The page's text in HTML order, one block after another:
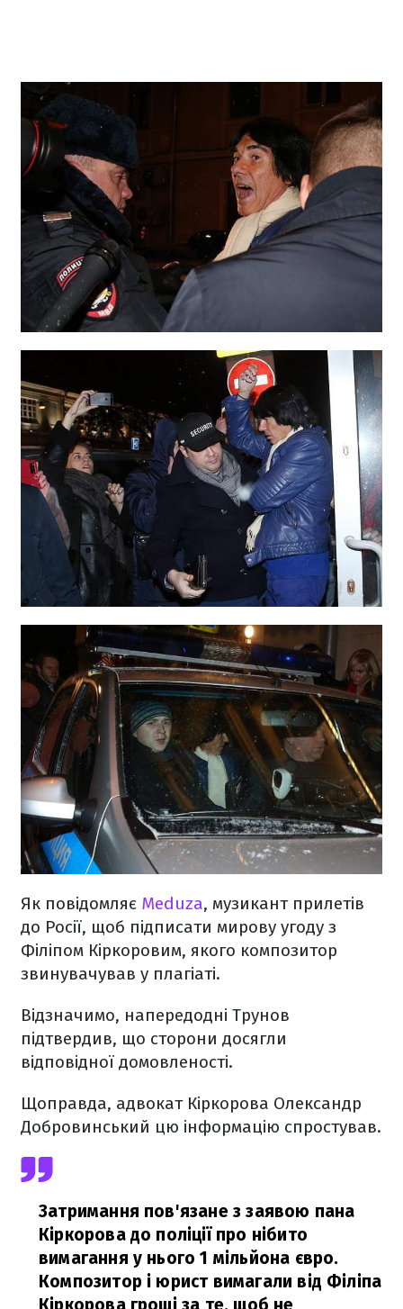
Як повідомляє Meduza, музикант прилетів
до Росії, щоб підписати мирову угоду з
Філіпом Кіркоровим, якого композитор
звинувачував у плагіаті.
Відзначимо, напередодні Трунов
підтвердив, що сторони досягли
відповідної домовленості.
Щоправда, адвокат Кіркорова Олександр
Добровинський цю інформацію спростував.
Затримання пов'язане з заявою пана
Кіркорова до поліції про нібито
вимагання у нього 1 мільйона євро.
Композитор і юрист вимагали від Філіпа
Кіркорова гроші за те, щоб не